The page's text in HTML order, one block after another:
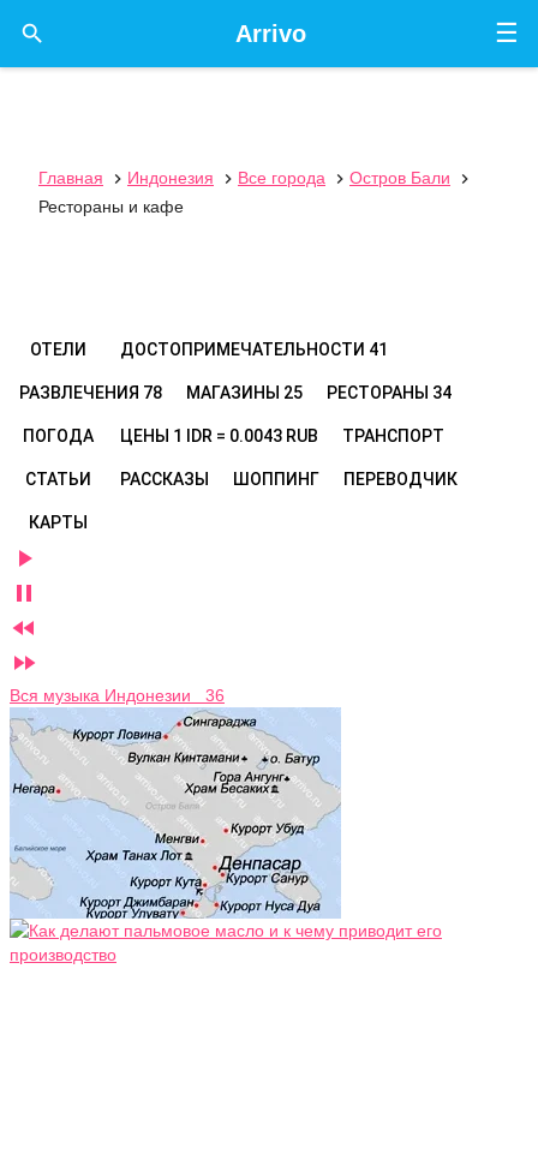
☰
Arrivo

Главная  Индонезия  Все города  Остров Бали

Рестораны и кафе
ОТЕЛИ ДОСТОПРИМЕЧАТЕЛЬНОСТИ 41
РАЗВЛЕЧЕНИЯ 78 МАГАЗИНЫ 25 РЕСТОРАНЫ 34
ПОГОДА ЦЕНЫ 1 IDR = 0.0043 RUB ТРАНСПОРТ
СТАТЬИ РАССКАЗЫ ШОППИНГ ПЕРЕВОДЧИК
КАРТЫ




Вся музыка Индонезии 36